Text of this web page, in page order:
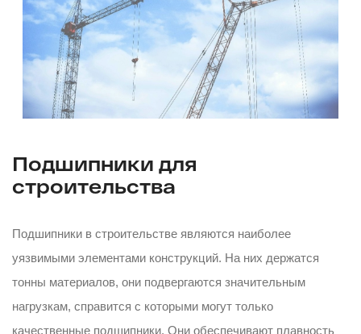
Подшипники для
строительства
Подшипники в строительстве являются наиболее
уязвимыми элементами конструкций. На них держатся
тонны материалов, они подвергаются значительным
нагрузкам, справится с которыми могут только
качественные подшипники. Они обеспечивают плавность